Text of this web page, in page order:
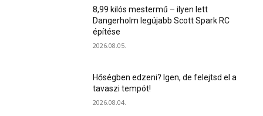
8,99 kilós mestermű – ilyen lett
Dangerholm legújabb Scott Spark RC
építése
2026.08.05.
Hőségben edzeni? Igen, de felejtsd el a
tavaszi tempót!
2026.08.04.